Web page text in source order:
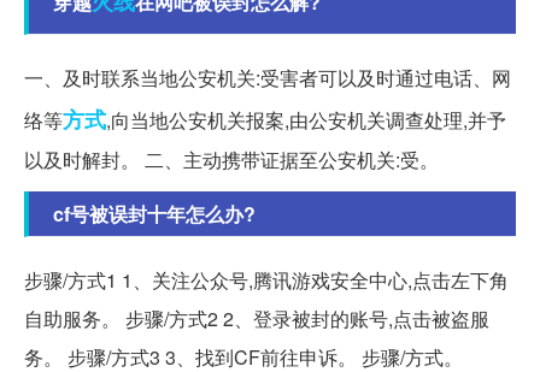
一、及时联系当地公安机关:受害者可以及时通过电话、网
络等方式,向当地公安机关报案,由公安机关调查处理,并予
以及时解封。 二、主动携带证据至公安机关:受。
cf号被误封十年怎么办?
步骤/方式1 1、关注公众号,腾讯游戏安全中心,点击左下角
自助服务。 步骤/方式2 2、登录被封的账号,点击被盗服
务。 步骤/方式3 3、找到CF前往申诉。 步骤/方式。